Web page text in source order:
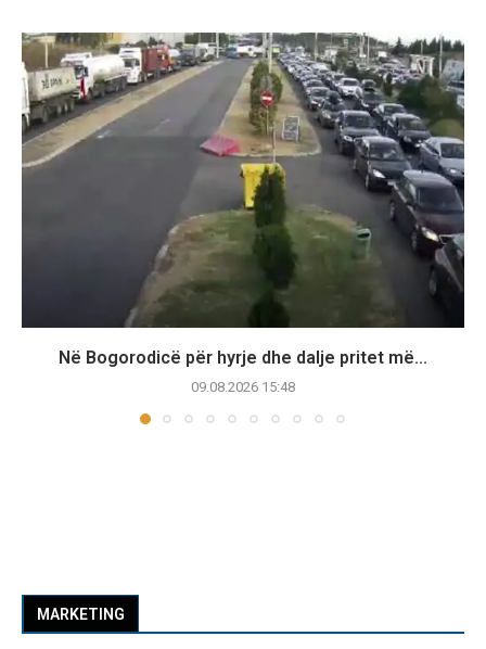
Në Bogorodicë për hyrje dhe dalje pritet më...
09.08.2026 15:48
MARKETING